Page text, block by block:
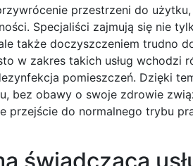
przestrzeni do
Specjaliści zajmują się nie
także doczyszczeniem trudno
w zakres takich usług wchodzi
pomieszczeń. Dzięki
bez obawy o swoje zdrowie
przejście do normalnego trybu
świadczącą